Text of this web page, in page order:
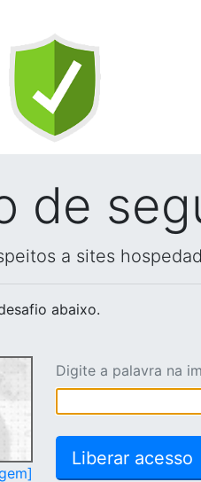
de
a sites
abaixo.
Digite a palavra na